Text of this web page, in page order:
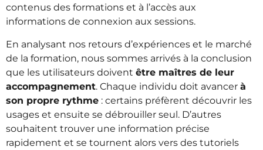
contenus des formations et à l’accès aux
informations de connexion aux sessions.
En analysant nos retours d’expériences et le marché
de la formation, nous sommes arrivés à la conclusion
que les utilisateurs doivent être maîtres de leur
accompagnement. Chaque individu doit avancer à
son propre rythme : certains préfèrent découvrir les
usages et ensuite se débrouiller seul. D’autres
souhaitent trouver une information précise
rapidement et se tournent alors vers des tutoriels